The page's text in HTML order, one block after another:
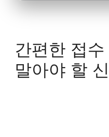
간편한 접
말아야 할